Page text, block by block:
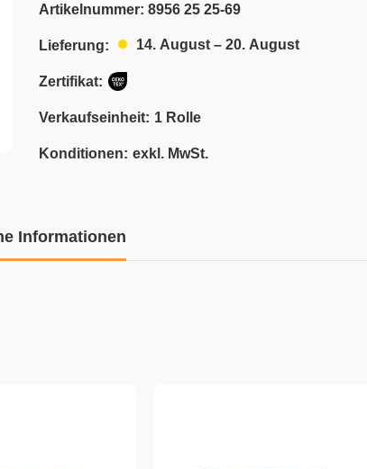
Artikelnummer: 8956 25 25-69
Lieferung: 14. August – 20. August
Zertifikat:
Verkaufseinheit: 1 Rolle
Konditionen: exkl. MwSt.
Informationen